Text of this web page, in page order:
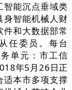
能沉点垂域类
身智能机械人财
和大数据部常
任委员。每台
单元：市工信
年5月26日正
适本市多项支撑